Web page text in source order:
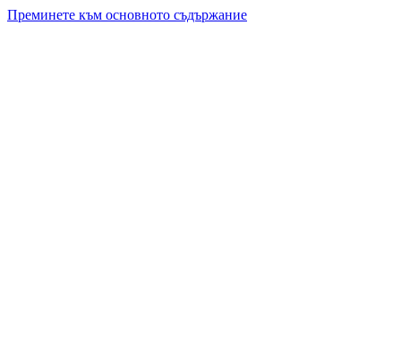
Преминете към основното съдържание